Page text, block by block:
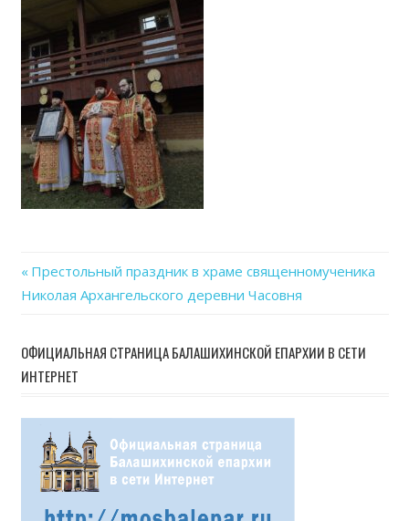
Навигация
записям
Previous
Post:
Престольный праздник в храме священномученика
Николая Архангельского деревни Часовня
ОФИЦИАЛЬНАЯ СТРАНИЦА БАЛАШИХИНСКОЙ ЕПАРХИИ В СЕТИ
ИНТЕРНЕТ